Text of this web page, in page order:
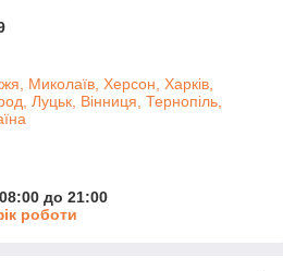
Миколаїв, Херсон, Харків,
Луцьк, Вінниця, Тернопіль,
до 21:00
роботи